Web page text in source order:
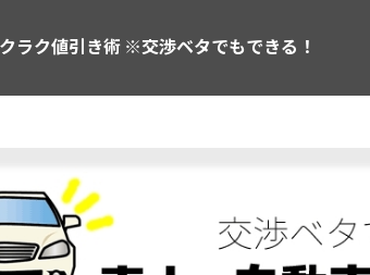
ラク値引き術 ※交渉ベタでもできる！